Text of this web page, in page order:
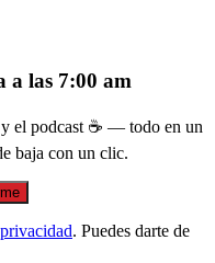
a las 7:00 am
el podcast ☕ — todo en un
baja con un clic.
. Puedes darte de